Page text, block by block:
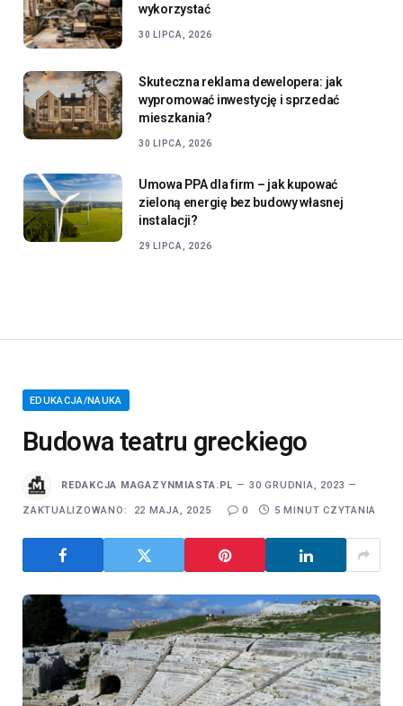
wykorzystać
30 LIPCA, 2026
Skuteczna reklama dewelopera: jak
wypromować inwestycję i sprzedać
mieszkania?
30 LIPCA, 2026
Umowa PPA dla firm – jak kupować
zieloną energię bez budowy własnej
instalacji?
29 LIPCA, 2026
EDUKACJA/NAUKA
Budowa teatru greckiego
REDAKCJA MAGAZYNMIASTA.PL 30 GRUDNIA, 2023
ZAKTUALIZOWANO: 22 MAJA, 2025 0 5 MINUT CZYTANIA